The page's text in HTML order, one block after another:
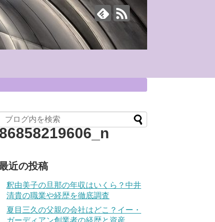
近の投稿
釈由美子の旦那の年収はいくら？中井
清貴の職業や経歴を徹底調査
夏目三久の父親の会社はどこ？イー・